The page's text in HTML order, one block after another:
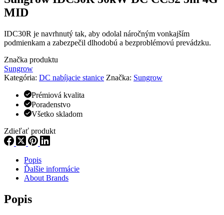
MID
IDC30R je navrhnutý tak, aby odolal náročným vonkajším
podmienkam a zabezpečil dlhodobú a bezproblémovú prevádzku.
Značka produktu
Sungrow
Kategória: DC nabíjacie stanice Značka: Sungrow
Prémiová kvalita
Poradenstvo
Všetko skladom
Zdieľať produkt
Popis
Ďalšie informácie
About Brands
Popis